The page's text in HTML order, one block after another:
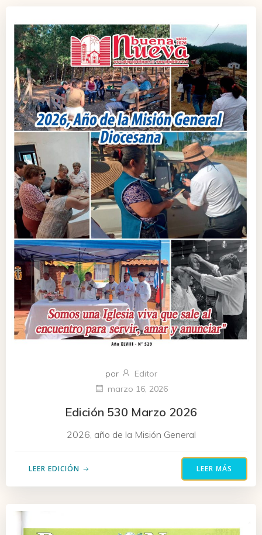
por
Editor
marzo 16, 2026
Edición 530 Marzo 2026
2026, año de la Misión General
LEER EDICIÓN LEER MÁS